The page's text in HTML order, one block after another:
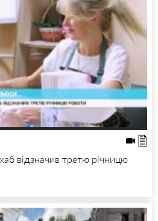
відзначив третю річницю